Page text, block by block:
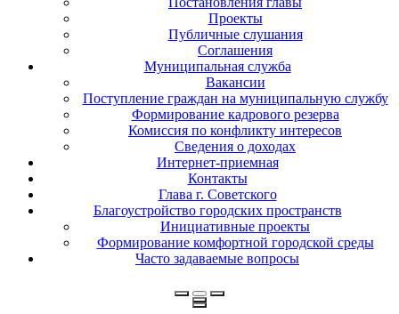
Проекты
Публичные слушания
Соглашения
Муниципальная служба
Вакансии
Поступление граждан на муниципальную службу
Формирование кадрового резерва
Комиссия по конфликту интересов
Сведения о доходах
Интернет-приемная
Контакты
Глава г. Советского
Благоустройство городских пространств
Инициативные проекты
Формирование комфортной городской среды
Часто задаваемые вопросы